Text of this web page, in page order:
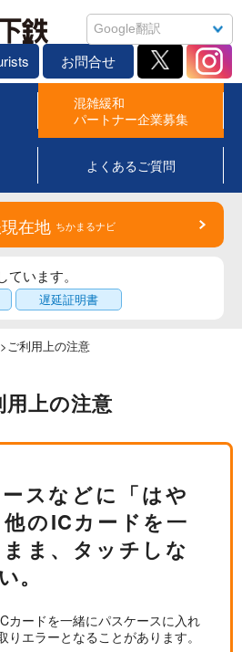
お問合せ
混雑緩和
パートナー企業募集
よくあるご質問
在地 ちかまるナビ
います。
遅延証明書
>ご利用上の注意
用上の注意
スなどに「はや
のICカードを一
ま、タッチしな
。
カードを一緒にパスケースに入れ
エラーとなることがあります。